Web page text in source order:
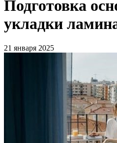
Подготовка
укладки
21 января 2025